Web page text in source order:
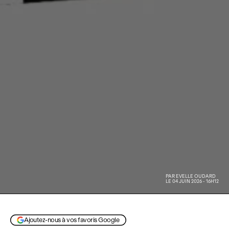
PAR EVELLE OUDARD
LE 04 JUIN 2026 - 16H12
Ajoutez-nous à vos favoris Google